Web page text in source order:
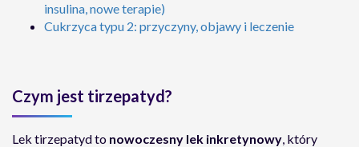
insulina, nowe terapie)
Cukrzyca typu 2: przyczyny, objawy i leczenie
Czym jest tirzepatyd?
Lek tirzepatyd to nowoczesny lek inkretynowy, który